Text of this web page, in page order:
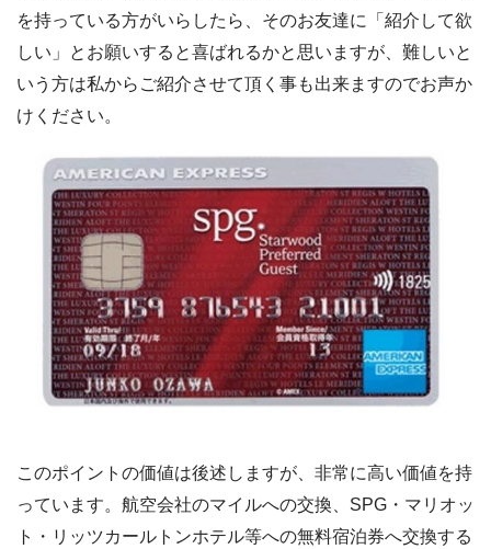
を持っている方がいらしたら、そのお友達に「紹介して欲
しい」とお願いすると喜ばれるかと思いますが、難しいと
いう方は私からご紹介させて頂く事も出来ますのでお声か
けください。
このポイントの価値は後述しますが、非常に高い価値を持
っています。航空会社のマイルへの交換、SPG・マリオッ
ト・リッツカールトンホテル等への無料宿泊券へ交換する